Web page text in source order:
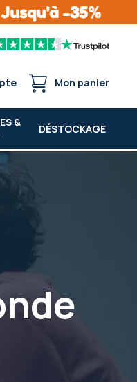
Mon panier
&
DÉSTOCKAGE